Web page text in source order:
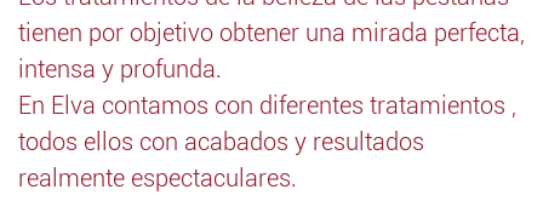
tienen por objetivo obtener una mirada perfecta,
intensa y profunda.
En Elva contamos con diferentes tratamientos ,
todos ellos con acabados y resultados
realmente espectaculares.